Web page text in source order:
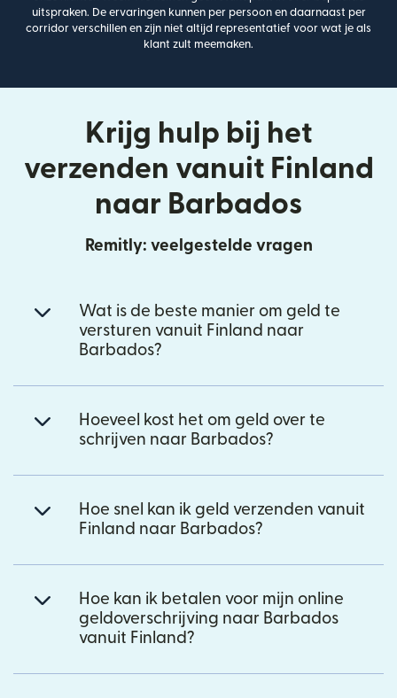
uitspraken. De ervaringen kunnen per persoon en daarnaast per
corridor verschillen en zijn niet altijd representatief voor wat je als
klant zult meemaken.
Krijg hulp bij het
verzenden vanuit Finland
naar Barbados
Remitly: veelgestelde vragen
Wat is de beste manier om geld te
versturen vanuit Finland naar
Barbados?
Hoeveel kost het om geld over te
schrijven naar Barbados?
Hoe snel kan ik geld verzenden vanuit
Finland naar Barbados?
Hoe kan ik betalen voor mijn online
geldoverschrijving naar Barbados
vanuit Finland?